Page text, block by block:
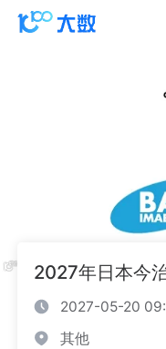
2027年日本今
2027-05-20
其他